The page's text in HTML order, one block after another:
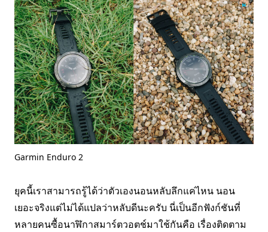
Garmin Enduro 2
ยุคนี้เราสามารถรู้ได้ว่าตัวเองนอนหลับลึกแค่ไหน นอน
เยอะจริงแต่ไม่ได้แปลว่าหลับดีนะครับ นี่เป็นอีกฟังก์ชันที่
หลายคนซื้อนาฬิกาสมาร์ตวอตช์มาใช้กันคือ เรื่องติดตาม